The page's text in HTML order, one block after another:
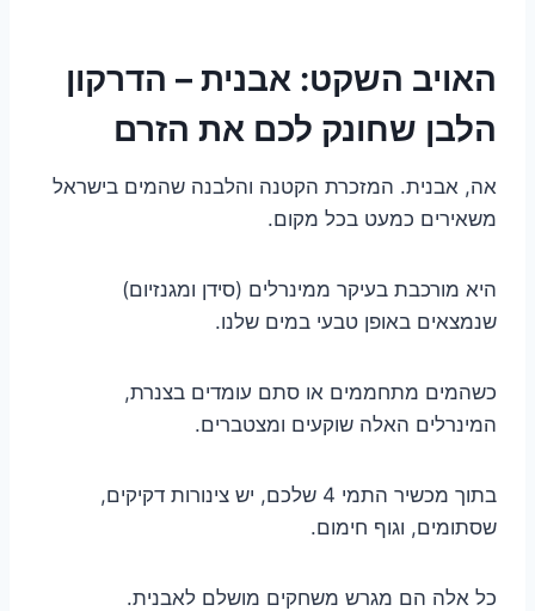
האויב השקט: אבנית – הדרקון
הלבן שחונק לכם את הזרם
אה, אבנית. המזכרת הקטנה והלבנה שהמים בישראל
משאירים כמעט בכל מקום.
היא מורכבת בעיקר ממינרלים (סידן ומגנזיום)
שנמצאים באופן טבעי במים שלנו.
כשהמים מתחממים או סתם עומדים בצנרת,
המינרלים האלה שוקעים ומצטברים.
בתוך מכשיר התמי 4 שלכם, יש צינורות דקיקים,
שסתומים, וגוף חימום.
כל אלה הם מגרש משחקים מושלם לאבנית.